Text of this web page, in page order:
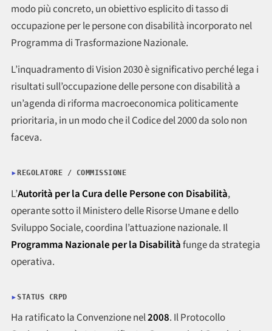
modo più concreto, un obiettivo esplicito di tasso di
occupazione per le persone con disabilità incorporato nel
Programma di Trasformazione Nazionale.
L’inquadramento di Vision 2030 è significativo perché lega i
risultati sull’occupazione delle persone con disabilità a
un’agenda di riforma macroeconomica politicamente
prioritaria, in un modo che il Codice del 2000 da solo non
faceva.
REGOLATORE / COMMISSIONE
L’Autorità per la Cura delle Persone con Disabilità,
operante sotto il Ministero delle Risorse Umane e dello
Sviluppo Sociale, coordina l’attuazione nazionale. Il
Programma Nazionale per la Disabilitàfunge da strategia
operativa.
STATUS CRPD
Ha ratificato la Convenzione nel2008. Il Protocollo